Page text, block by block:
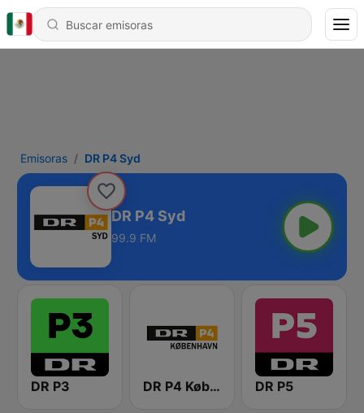
Emisoras DR P4 Syd
DR P4 Syd
99.9 FM
DR P3 DR P4 København DR P5